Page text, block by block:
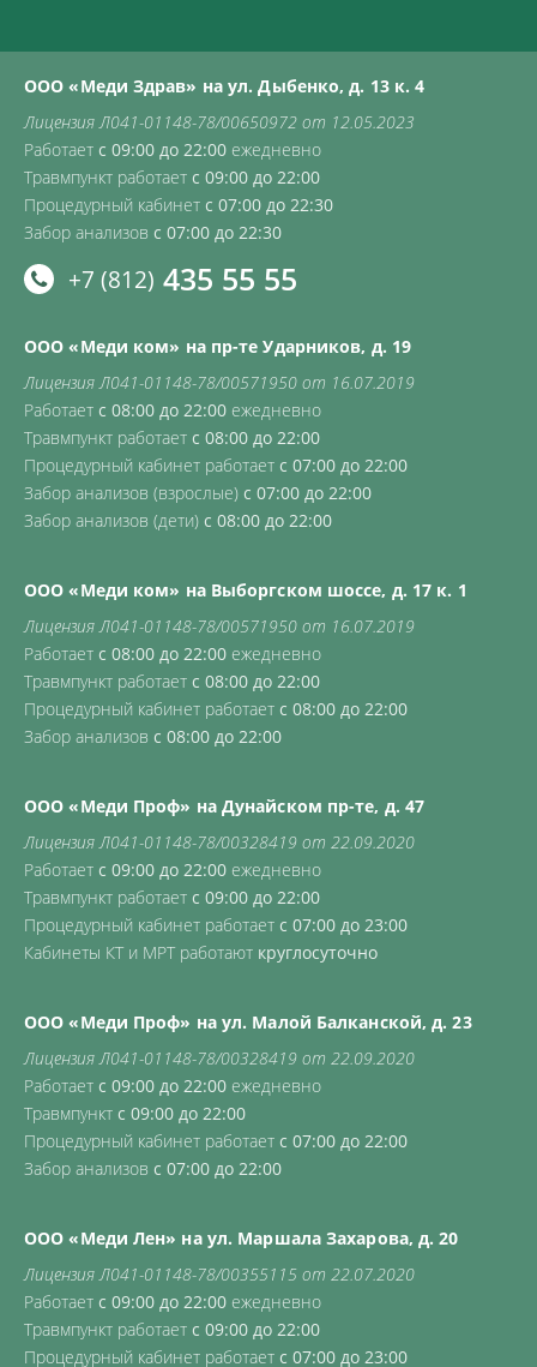
ООО «Меди Здрав» на ул. Дыбенко, д. 13 к. 4
Лицензия Л041-01148-78/00650972 от 12.05.2023
Работает с 09:00 до 22:00 ежедневно
Травмпункт работает с 09:00 до 22:00
Процедурный кабинет с 07:00 до 22:30
Забор анализов с 07:00 до 22:30
+7 (812) 435 55 55
ООО «Меди ком» на пр-те Ударников, д. 19
Лицензия Л041-01148-78/00571950 от 16.07.2019
Работает с 08:00 до 22:00 ежедневно
Травмпункт работает с 08:00 до 22:00
Процедурный кабинет работает с 07:00 до 22:00
Забор анализов (взрослые) с 07:00 до 22:00
Забор анализов (дети) с 08:00 до 22:00
ООО «Меди ком» на Выборгском шоссе, д. 17 к. 1
Лицензия Л041-01148-78/00571950 от 16.07.2019
Работает с 08:00 до 22:00 ежедневно
Травмпункт работает с 08:00 до 22:00
Процедурный кабинет работает с 08:00 до 22:00
Забор анализов с 08:00 до 22:00
ООО «Меди Проф» на Дунайском пр-те, д. 47
Лицензия Л041-01148-78/00328419 от 22.09.2020
Работает с 09:00 до 22:00 ежедневно
Травмпункт работает с 09:00 до 22:00
Процедурный кабинет работает с 07:00 до 23:00
Кабинеты КТ и МРТ работают круглосуточно
ООО «Меди Проф» на ул. Малой Балканской, д. 23
Лицензия Л041-01148-78/00328419 от 22.09.2020
Работает с 09:00 до 22:00 ежедневно
Травмпункт с 09:00 до 22:00
Процедурный кабинет работает с 07:00 до 22:00
Забор анализов с 07:00 до 22:00
ООО «Меди Лен» на ул. Маршала Захарова, д. 20
Лицензия Л041-01148-78/00355115 от 22.07.2020
Работает с 09:00 до 22:00 ежедневно
Травмпункт работает с 09:00 до 22:00
Процедурный кабинет работает с 07:00 до 23:00